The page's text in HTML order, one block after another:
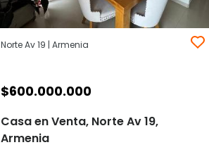
Norte Av 19 | Armenia
$600.000.000
Casa en Venta, Norte Av 19,
Armenia